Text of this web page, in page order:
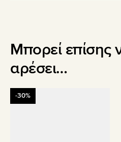
Μπορεί επίσης
αρέσει…
-30%
Αυτό
το